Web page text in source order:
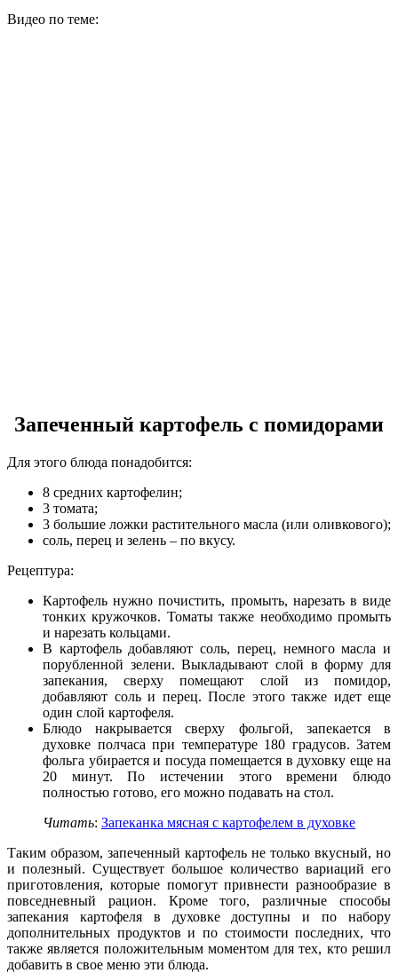
Видео по теме:
Запеченный картофель с помидорами
Для этого блюда понадобится:
8 средних картофелин;
3 томата;
3 большие ложки растительного масла (или оливкового);
соль, перец и зелень – по вкусу.
Рецептура:
Картофель нужно почистить, промыть, нарезать в виде
тонких кружочков. Томаты также необходимо промыть
и нарезать кольцами.
В картофель добавляют соль, перец, немного масла и
порубленной зелени. Выкладывают слой в форму для
запекания, сверху помещают слой из помидор,
добавляют соль и перец. После этого также идет еще
один слой картофеля.
Блюдо накрывается сверху фольгой, запекается в
духовке полчаса при температуре 180 градусов. Затем
фольга убирается и посуда помещается в духовку еще на
20 минут. По истечении этого времени блюдо
полностью готово, его можно подавать на стол.
Читать: Запеканка мясная с картофелем в духовке
Таким образом, запеченный картофель не только вкусный, но
и полезный. Существует большое количество вариаций его
приготовления, которые помогут привнести разнообразие в
повседневный рацион. Кроме того, различные способы
запекания картофеля в духовке доступны и по набору
дополнительных продуктов и по стоимости последних, что
также является положительным моментом для тех, кто решил
добавить в свое меню эти блюда.